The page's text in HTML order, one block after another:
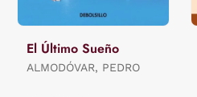
El Último Sueño
ALMODÓVAR, PEDRO